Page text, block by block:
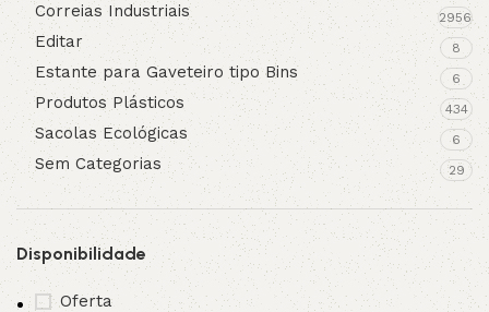
Correias Industriais 2956
Editar 8
Estante para Gaveteiro tipo Bins 6
Produtos Plásticos 434
Sacolas Ecológicas 6
Sem Categorias 29
Disponibilidade
Oferta